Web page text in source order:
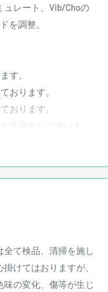
ュレート、Vib/Choの
を調整。
す。
おります。
おります。
る場合がございま
。
存在する場合がござ
て検品、清掃を施し
けてはおりますが、
味の変化、傷等が生じ